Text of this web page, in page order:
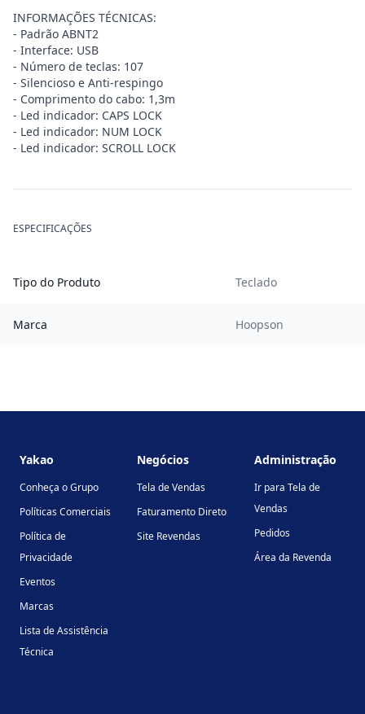
INFORMAÇÕES TÉCNICAS:
- Padrão ABNT2
- Interface: USB
- Número de teclas: 107
- Silencioso e Anti-respingo
- Comprimento do cabo: 1,3m
- Led indicador: CAPS LOCK
- Led indicador: NUM LOCK
- Led indicador: SCROLL LOCK
ESPECIFICAÇÕES
Tipo do Produto Teclado
Marca Hoopson
Yakao
Conheça o Grupo
Políticas Comerciais
Política de
Privacidade
Eventos
Marcas
Lista de Assistência
Técnica
Negócios
Tela de Vendas
Faturamento Direto
Site Revendas
Administração
Ir para Tela de
Vendas
Pedidos
Área da Revenda